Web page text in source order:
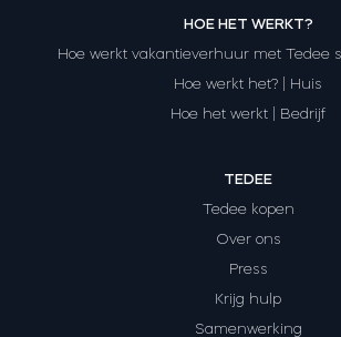
HOE HET WERKT?
Hoe werkt vakantieverhuur met Tedee
Hoe werkt het? | Huis
Hoe het werkt | Bedrijf
TEDEE
Tedee kopen
Over ons
Press
Krijg hulp
Samenwerking